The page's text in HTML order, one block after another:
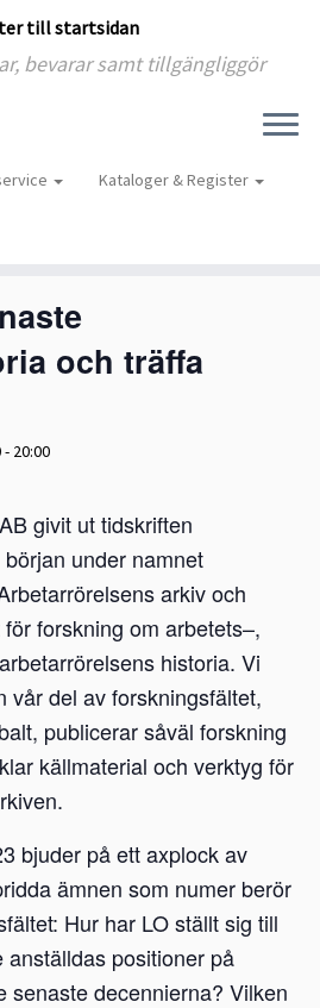
bevarar samt tillgängliggör
Kataloger & Register
ägt rum.
och träffa
- 20:00
givit ut tidskriften
under namnet
arkiv och
forskning om arbetets–,
historia. Vi
vår del av forskningsfältet,
publicerar såväl forskning
källmaterial och verktyg för
bjuder på ett axplock av
ämnen som numer berör
Hur har LO ställt sig till
positioner på
senaste decennierna? Vilken